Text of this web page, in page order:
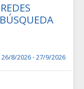
26/8/2026 - 27/9/2026